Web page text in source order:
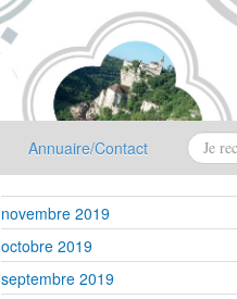
Annuaire/Contact
novembre 2019
octobre 2019
septembre 2019